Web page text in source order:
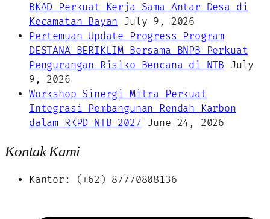
BKAD Perkuat Kerja Sama Antar Desa di
Kecamatan Bayan July 9, 2026
Pertemuan Update Progress Program
DESTANA BERIKLIM Bersama BNPB Perkuat
Pengurangan Risiko Bencana di NTB July
9, 2026
Workshop Sinergi Mitra Perkuat
Integrasi Pembangunan Rendah Karbon
dalam RKPD NTB 2027 June 24, 2026
Kontak Kami
Kantor: (+62) 87770808136